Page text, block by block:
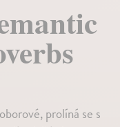
prolíná se s